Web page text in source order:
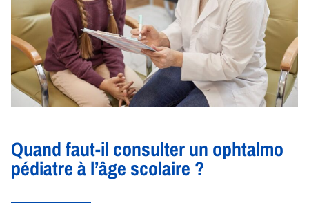
Quand faut-il consulter un ophtalmo
pédiatre à l’âge scolaire ?